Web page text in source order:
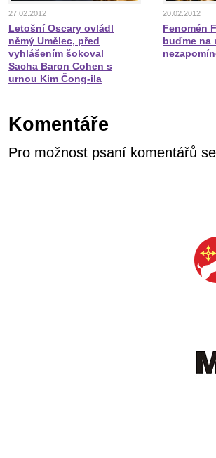
27.02.2012
Letošní Oscary ovládl
němý Umělec, před
vyhlášením šokoval
Sacha Baron Cohen s
urnou Kim Čong-ila
20.02.2012
Fenomén
buďme na
Komentáře
Pro možnost psaní komentářů se